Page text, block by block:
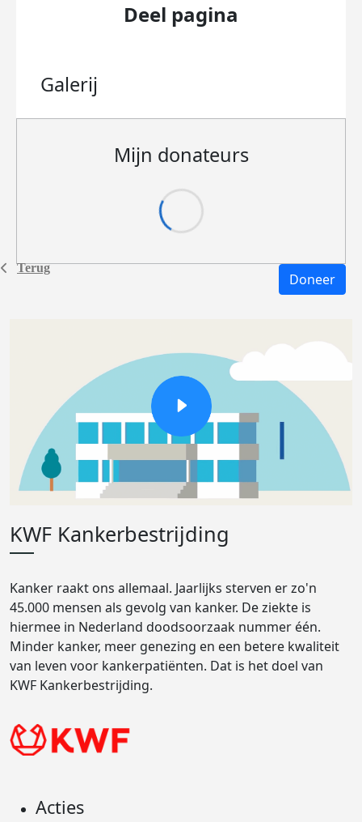
Terug
Deel pagina
Galerij
Mijn donateurs
Doneer
KWF Kankerbestrijding
Kanker raakt ons allemaal. Jaarlijks sterven er zo'n
45.000 mensen als gevolg van kanker. De ziekte is
hiermee in Nederland doodsoorzaak nummer één.
Minder kanker, meer genezing en een betere kwaliteit
van leven voor kankerpatiënten. Dat is het doel van
KWF Kankerbestrijding.
Acties